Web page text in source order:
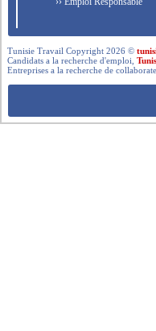
Tunisie Travail Copyright 2026 ©
Candidats a la recherche d'emploi,
Entreprises a la recherche de